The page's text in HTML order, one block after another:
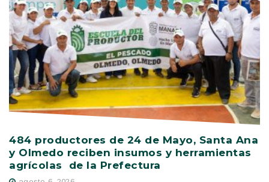
484 productores de 24 de Mayo, Santa Ana
y Olmedo reciben insumos y herramientas
agrícolas de la Prefectura